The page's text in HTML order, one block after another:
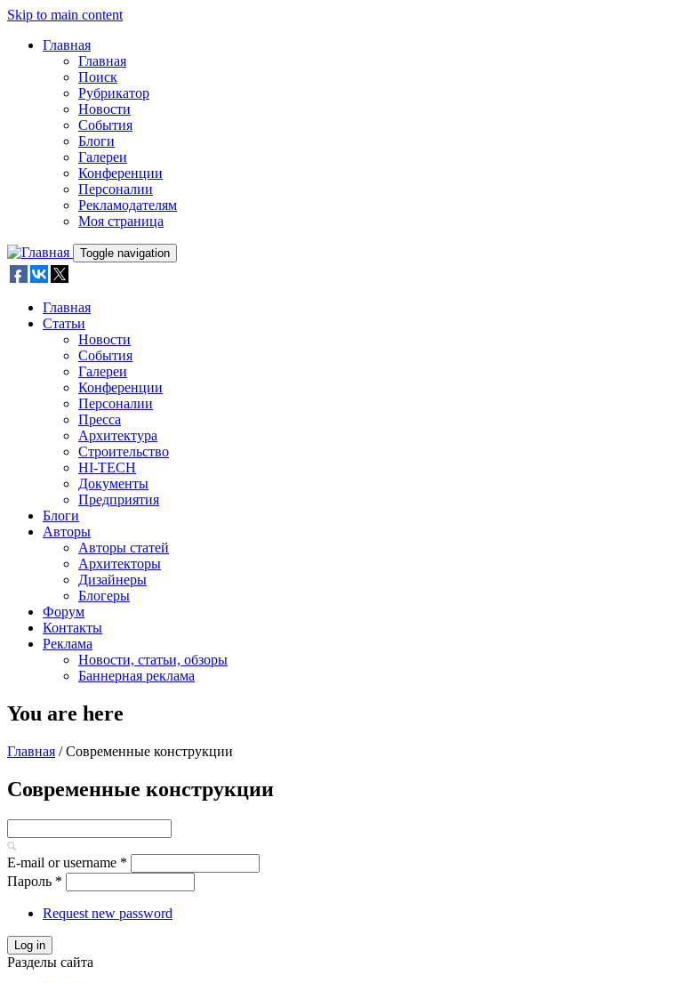
Skip to main content
Главная
Главная
Поиск
Рубрикатор
Новости
События
Блоги
Галереи
Конференции
Персоналии
Рекламодателям
Моя страница
Toggle navigation
Главная
Статьи
Новости
События
Галереи
Конференции
Персоналии
Пресса
Архитектура
Строительство
HI-TECH
Документы
Предприятия
Блоги
Авторы
Авторы статей
Архитекторы
Дизайнеры
Блогеры
Форум
Контакты
Реклама
Новости, статьи, обзоры
Баннерная реклама
You are here
Главная / Современные конструкции
Современные конструкции
E-mail or username *
Пароль *
Request new password
Log in
Разделы сайта